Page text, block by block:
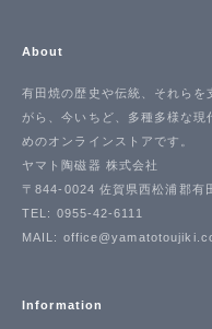
About
有田焼の歴史や伝統、それら
がら、今いちど、多種多様な
めのオンラインストアです。
ヤマト陶磁器 株式会社
〒844-0024 佐賀県西松浦郡有
TEL: 0955-42-6111
MAIL:
Information